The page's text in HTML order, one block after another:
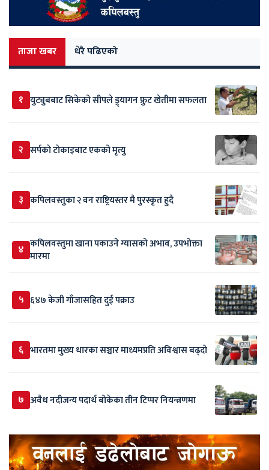
ताजा खबर धेरै पढिएको
१ युट्युबबाट सिकेको सीपले ड्र्यागन फ्रुट खेतीमा सफलता
२ सर्पकाे टाेकाइबाट एकको मृत्यु
३ कपिलवस्तुका २ वन राष्ट्रियस्तर मै पुरस्कृत हुदै
४ कपिलवस्तुमा खाना पकाउने ग्यासको अभाव, उपभोक्ता
मारमा
५ ६४७ केजी गाँजासहित दुई पक्राउ
६ भारतमा मुख्य धारका सञ्चार माध्यमप्रति अविश्वास बढ्दो
७ अवैध नदीजन्य पदार्थ बोकेका तीन टिप्पर नियन्त्रणमा